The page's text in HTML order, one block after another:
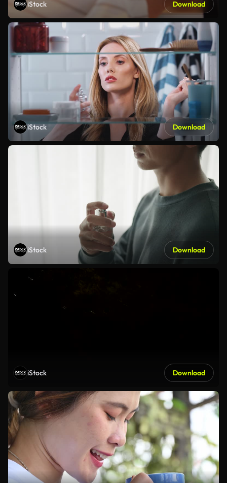
iStock Download
iStock Download
iStock Download
iStock Download